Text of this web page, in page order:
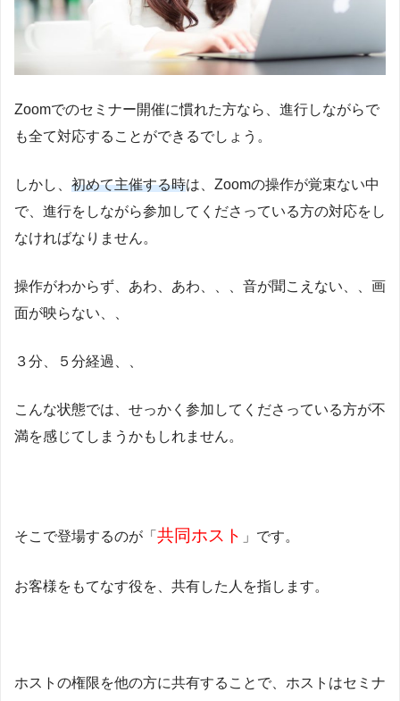
Zoomでのセミナー開催に慣れた方なら、進行しながらで
も全て対応することができるでしょう。
しかし、 初めて主催する時は、Zoomの操作が覚束ない中
で、進行をしながら参加してくださっている方の対応をし
なければなりません。
操作がわからず、あわ、あわ、、、音が聞こえない、、画
面が映らない、、
３分、５分経過、、
こんな状態では、せっかく参加してくださっている方が不
満を感じてしまうかもしれません。
そこで登場するのが「 共同ホスト 」です。
お客様をもてなす役を、共有した人を指します。
ホストの権限を他の方に共有することで、ホストはセミナ